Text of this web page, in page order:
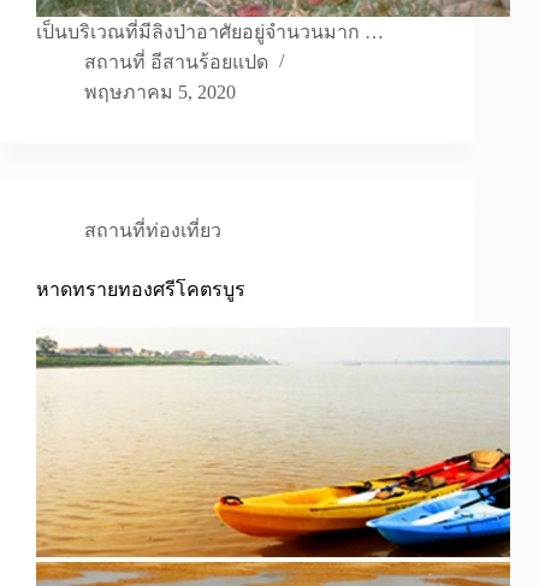
เป็นบริเวณที่มีลิงป่าอาศัยอยู่จำนวนมาก …
สถานที่ อีสานร้อยแปด
พฤษภาคม 5, 2020
สถานที่ท่องเที่ยว
หาดทรายทองศรีโคตรบูร